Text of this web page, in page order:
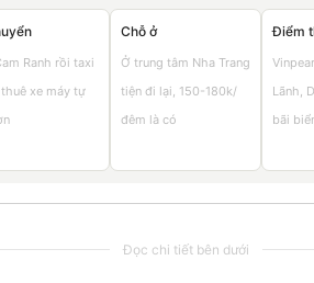
Ranh rồi taxi
xe máy tự
Chỗ ở
Ở trung tâm Nha Trang
tiện đi lại, 150-180k/
đêm là có
Điểm
Lãnh,
bãi
Đọc chi tiết bên dưới